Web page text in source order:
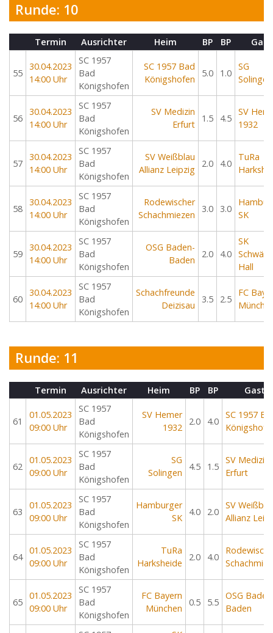
Runde: 10
Termin Ausrichter Heim BP BP Gast
55
30.04.2023
14:00 Uhr
SC 1957
Bad
Königshofen
SC 1957 Bad
Königshofen
5.0 1.0
SG
Solingen
56
30.04.2023
14:00 Uhr
SC 1957
Bad
Königshofen
SV Medizin
Erfurt
1.5 4.5
SV
1932
57
30.04.2023
14:00 Uhr
SC 1957
Bad
Königshofen
SV Weißblau
Allianz Leipzig
2.0 4.0
TuRa
58
30.04.2023
14:00 Uhr
SC 1957
Bad
Königshofen
Rodewischer
Schachmiezen
3.0 3.0
SK
59
30.04.2023
14:00 Uhr
SC 1957
Bad
Königshofen
OSG Baden-
Baden
2.0 4.0
SK
Hall
60
30.04.2023
14:00 Uhr
SC 1957
Bad
Königshofen
Schachfreunde
Deizisau
3.5 2.5
FC
Runde: 11
Termin Ausrichter Heim BP BP Gast
61
01.05.2023
09:00 Uhr
SC 1957
Bad
Königshofen
SV Hemer
1932
2.0 4.0
SC 1957
62
01.05.2023
09:00 Uhr
SC 1957
Bad
Königshofen
SG
Solingen
4.5 1.5
SV Medizin
Erfurt
63
01.05.2023
09:00 Uhr
SC 1957
Bad
Königshofen
Hamburger
SK
4.0 2.0
SV
Allianz
64
01.05.2023
09:00 Uhr
SC 1957
Bad
Königshofen
TuRa
Harksheide
2.0 4.0
65
01.05.2023
09:00 Uhr
SC 1957
Bad
Königshofen
FC Bayern
München
0.5 5.5
OSG
Baden